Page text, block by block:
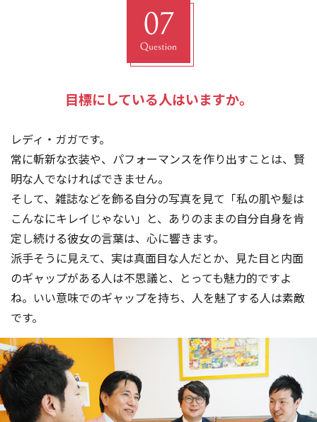
目標にしている人はいますか。
レディ・ガガです。
常に斬新な衣装や、パフォーマンスを作り出すことは、賢
明な人でなければできません。
そして、雑誌などを飾る自分の写真を見て「私の肌や髪は
こんなにキレイじゃない」と、ありのままの自分自身を肯
定し続ける彼女の言葉は、心に響きます。
派手そうに見えて、実は真面目な人だとか、見た目と内面
のギャップがある人は不思議と、とっても魅力的ですよ
ね。いい意味でのギャップを持ち、人を魅了する人は素敵
です。